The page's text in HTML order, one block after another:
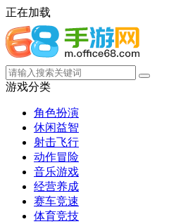
正在加载
游戏分类
角色扮演
休闲益智
射击飞行
动作冒险
音乐游戏
经营养成
赛车竞速
体育竞技